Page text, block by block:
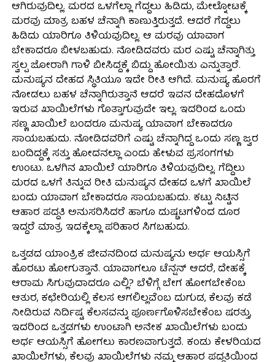
ಆಗಿರುವುದಿಲ್ಲ. ಮರದ ಒಳಗೆಲ್ಲಾ ಗೆದ್ದಲು ಹಿಡಿದು, ಮೇಲ್ನೋಟಕ್ಕೆ
ಮರವು ಮಾತ್ರ ಬಹಳ ಚೆನ್ನಾಗಿ ಕಾಣುತ್ತಿರುತ್ತದೆ. ಆದರೆ ಗೆದ್ದಲು
ಹಿಡಿದು ಯಾರಿಗೂ ತಿಳಿಯವುದಿಲ್ಲ. ಆ ಮರವು ಯಾವಾಗ
ಬೇಕಾದರೂ ಬೀಳಬಹುದು. ನೋಡಿದವರು ಮರ ಎಷ್ಟು ಚೆನ್ನಾಗಿತ್ತು
ಸ್ವಲ್ಪ ಜೋರಾಗಿ ಗಾಳಿ ಬೀಸಿದ್ದಕ್ಕೆ ಬಿದ್ದು ಹೋಯಿತು ಎನ್ನುತ್ತಾರೆ.
ಮನುಷ್ಯನ ದೇಹದ ಸ್ಥಿತಿಯೂ ಇದೇ ರೀತಿ ಆಗಿದೆ. ಮನುಷ್ಯ ಹೊರಗೆ
ನೋಡಲು ಬಹಳ ಚೆನ್ನಾಗಿರುತ್ತಾನೆ ಆದರೆ ಇವನ ದೇಹದೊಳಗೆ
ಇರುವ ಖಾಯಿಲೆಗಳು ಗೊತ್ತಾಗುವುದೇ ಇಲ್ಲ. ಇದರಿಂದ ಒಂದು
ಸಣ್ಣ ಖಾಯಿಲೆ ಬಂದರೂ ಮನುಷ್ಯ ಯಾವಾಗ ಬೇಕಾದರೂ
ಸಾಯಬಹುದು. ನೋಡಿದವರಿಗೆ ಎಷ್ಟು ಚೆನ್ನಾಗಿದ್ದ ಒಂದು ಸಣ್ಣ ಜ್ವರ
ಬಂದಿದ್ದಕ್ಕೆ ಸತ್ತು ಹೋದನಲ್ಲಾ ಎಂದು ಹೇಳುವ ಪ್ರಸಂಗಗಳು
ಉಂಟು. ಒಳಗಿನ ಖಾಯಿಲೆ ಯಾರಿಗೂ ತಿಳಿಯವುದಿಲ್ಲ. ಗೆದ್ದಿಲು
ಮರದ ಒಳಗೆ ತಿನ್ನುವ ರೀತಿ ಮನುಷ್ಯನ ದೇಹದ ಒಳಗೆ ಖಾಯಿಲೆ
ಬಂದು ಯಾವಾಗ ಬೇಕಾದರೂ ಸಾಯಬಹುದು. ಕಟ್ಟು ನಿಟ್ಟಿನ
ಆಹಾರ ಪದ್ದತಿ ಅನುಸರಿಸಿದರೆ ಹಾಗೂ ದುಷ್ಚಟಗಳಿಂದ ದೂರ
ಇದ್ದರೆ ಮಾತ್ರ ಇದಕ್ಕೆಲ್ಲಾ ಪರಿಹಾರ ಸಿಗಬಹುದು.
ಒತ್ತಡದ ಯಾಂತ್ರಿಕ ಜೀವನದಿಂದ ಮನುಷ್ಯನು ಅರ್ಧ ಆಯಸ್ಸಿಗೆ
ಹೊರಟು ಹೋಗುತ್ತಾನೆ. ಯಾವಾಗಲೂ ಟೆನ್ಷನ್ ಆದರೆ, ದೇಹಕ್ಕೆ
ಆರಾಮ ಸಿಗುವುದಾದರೂ ಎಲ್ಲಿ? ಬೆಳಿಗ್ಗೆ ಬೇಗ ಹೋಗಬೇಕೆಂಬ
ಆತುರ, ಕಛೇರಿಯಲ್ಲಿ ಕೆಲಸ ಆಗಲಿಲ್ಲವೆಂಬ ದುಗುಡ, ಕೆಲವು ಕಡೆ
ನೀಡಿರುವ ನಿರ್ದಿಷ್ಟ ಕೆಲಸವನ್ನು ಪೂರ್ಣಗೊಳಿಸಬೇಕೆಂಬ ಷರತ್ತು,
ಇದರಿಂದ ಒತ್ತಡಗಳು ಉಂಟಾಗಿ ಅನೇಕ ಖಾಯಿಲೆಗಳು ಬಂದು
ಅರ್ಧ ಆಯಸ್ಸಿಗೆ ಹೋಗಲು ಕಾರಣವಾಗುತ್ತದೆ. ಕಂಡು ಕೇಳರಿಯದ
ಖಾಯಿಲೆಗಳು, ಕೆಲವು ಖಾಯಿಲೆಗಳು ನಮ್ಮ ಆಹಾರ ಪದ್ದತಿಯಿಂದ